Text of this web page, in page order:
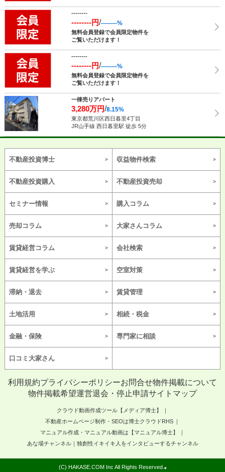
--------
--------円/--------%
無料会員登録で会員限定物件を
ご覧いただけます！
--------
--------円/--------%
無料会員登録で会員限定物件を
ご覧いただけます！
一棟売りアパート
3,280万円/8.15%
東京都荒川区西日暮里4丁目
JR山手線 西日暮里駅 徒歩 5分
不動産投資博士 収益物件検索
不動産投資購入 不動産投資売却
セミナー情報 購入コラム
売却コラム 大家さんコラム
賃貸経営コラム 会社検索
賃貸経営を学ぶ 空室対策
滞納・退去 賃貸管理
土地活用 相続・税金
金融・保険 専門家に相談
口コミ大家さん
利用規約プライバシーポリシーお問合せ物件掲載について
物件掲載希望運営退会・停止申請サイトマップ
クラウド動画作成ツール【メディア博士】
不動産ホームページ制作・SEOは博士クラウドRHS
マニュアル作成・マニュアル動画は【マニュアル博士】
あな場チャンネル｜独創性イキイキ人をインタビューするチャンネル
(C) HAKASE.COM Inc All Rights Reserved.